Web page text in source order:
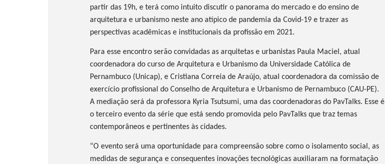
partir das 19h, e terá como intuito discutir o panorama do mercado e do ensino de
arquitetura e urbanismo neste ano atípico de pandemia da Covid-19 e trazer as
perspectivas acadêmicas e institucionais da profissão em 2021.
Para esse encontro serão convidadas as arquitetas e urbanistas Paula Maciel, atual
coordenadora do curso de Arquitetura e Urbanismo da Universidade Católica de
Pernambuco (Unicap), e Cristiana Correia de Araújo, atual coordenadora da comissão de
exercício profissional do Conselho de Arquitetura e Urbanismo de Pernambuco (CAU-PE).
A mediação será da professora Kyria Tsutsumi, uma das coordenadoras do PavTalks. Esse é
o terceiro evento da série que está sendo promovida pelo PavTalks que traz temas
contemporâneos e pertinentes às cidades.
“O evento será uma oportunidade para compreensão sobre como o isolamento social, as
medidas de segurança e consequentes inovações tecnológicas auxiliaram na formatação